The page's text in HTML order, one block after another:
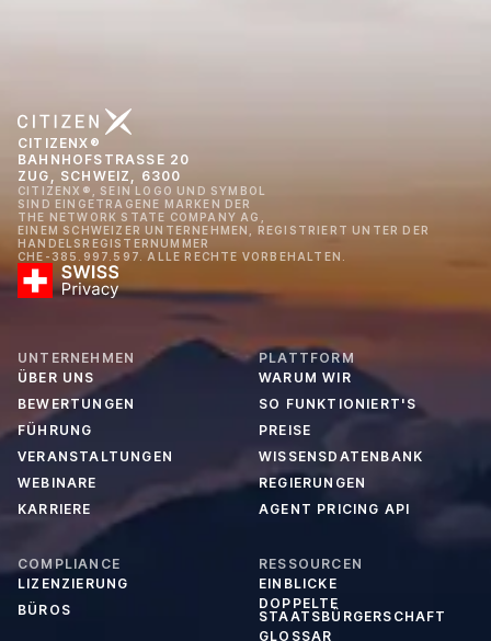
CITIZENX®
BAHNHOFSTRASSE 20
ZUG, SCHWEIZ, 6300
CITIZENX®, SEIN LOGO UND SYMBOL
SIND EINGETRAGENE MARKEN DER
THE NETWORK STATE COMPANY AG,
EINEM SCHWEIZER UNTERNEHMEN, REGISTRIERT UNTER DER
HANDELSREGISTERNUMMER
CHE-385.997.597. ALLE RECHTE VORBEHALTEN.
UNTERNEHMEN
ÜBER UNS
BEWERTUNGEN
FÜHRUNG
VERANSTALTUNGEN
WEBINARE
KARRIERE
PLATTFORM
WARUM WIR
SO FUNKTIONIERT'S
PREISE
WISSENSDATENBANK
REGIERUNGEN
AGENT PRICING API
COMPLIANCE
LIZENZIERUNG
BÜROS
RESSOURCEN
EINBLICKE
DOPPELTE
STAATSBÜRGERSCHAFT
GLOSSAR